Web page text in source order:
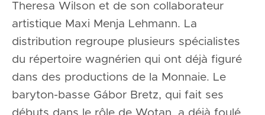
Theresa Wilson et de son collaborateur
artistique Maxi Menja Lehmann. La
distribution regroupe plusieurs spécialistes
du répertoire wagnérien qui ont déjà figuré
dans des productions de la Monnaie. Le
baryton-basse Gábor Bretz, qui fait ses